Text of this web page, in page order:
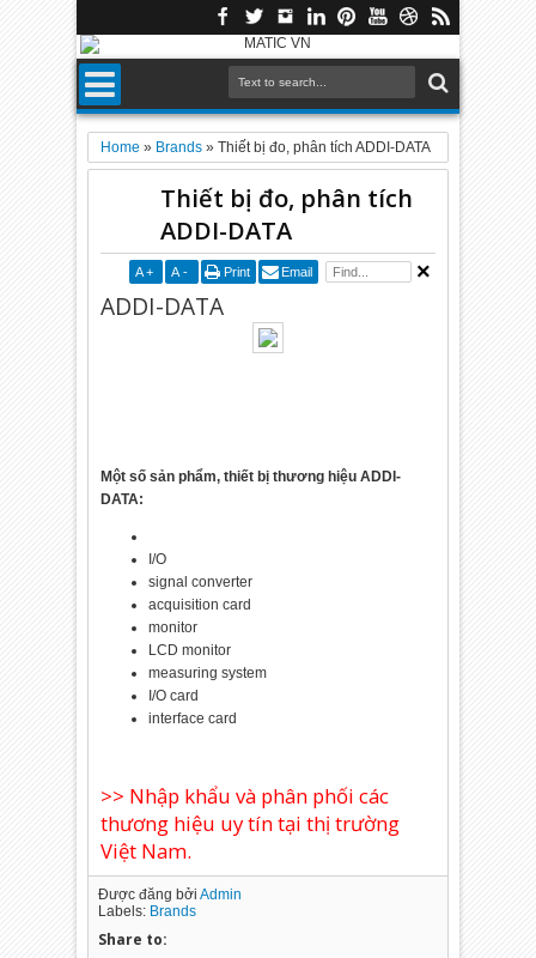
Home » Brands »Thiết bị đo, phân tích ADDI-DATA
Thiết bị đo, phân tích
ADDI-DATA
A + A - Print Email
ADDI-DATA
Một số sản phẩm, thiết bị thương hiệu ADDI-
DATA:
I/O
signal converter
acquisition card
monitor
LCD monitor
measuring system
I/O card
interface card
>> Nhập khẩu và phân phối các
thương hiệu uy tín tại thị trường
Việt Nam.
Được đăng bởiAdmin
Labels: Brands
Share to: